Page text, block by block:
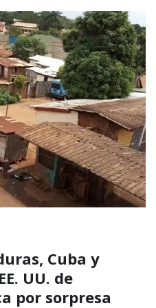
Cuba y
UU. de
por sorpresa